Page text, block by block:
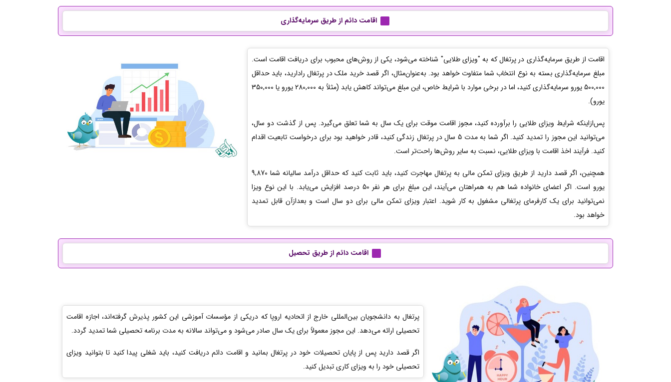
اقامت دائم از طریق سرمایه‌گذاری
اقامت از طریق سرمایه‌گذاری در پرتغال که به "ویزای طلایی" شناخته می‌شود، یکی از روش‌های محبوب برای دریافت اقامت است.
مبلغ سرمایه‌گذاری بسته به نوع انتخاب شما متفاوت خواهد بود. به‌عنوان‌مثال، اگر قصد خرید ملک در پرتغال رادارید، باید حداقل
500,000 یورو سرمایه‌گذاری کنید، اما در برخی موارد با شرایط خاص، این مبلغ می‌تواند کاهش یابد (مثلاً به 280,000 یورو یا 350,000
یورو).
پس‌ازاینکه شرایط ویزای طلایی را برآورده کنید، مجوز اقامت موقت برای یک سال به شما تعلق می‌گیرد. پس از گذشت دو سال،
می‌توانید این مجوز را تمدید کنید. اگر شما به مدت 5 سال در پرتغال زندگی کنید، قادر خواهید بود برای درخواست تابعیت اقدام
کنید. فرآیند اخذ اقامت با ویزای طلایی، نسبت به سایر روش‌ها راحت‌تر است.
همچنین، اگر قصد دارید از طریق ویزای تمکن مالی به پرتغال مهاجرت کنید، باید ثابت کنید که حداقل درآمد سالیانه شما 9,870
یورو است. اگر اعضای خانواده شما هم به همراهتان می‌آیند، این مبلغ برای هر نفر 50 درصد افزایش می‌یابد. با این نوع ویزا
نمی‌توانید برای یک کارفرمای پرتغالی مشغول به کار شوید. اعتبار ویزای تمکن مالی برای دو سال است و بعدازآن قابل تمدید
خواهد بود.
اقامت دائم از طریق تحصیل
پرتغال به دانشجویان بین‌المللی خارج از اتحادیه اروپا که دریکی از مؤسسات آموزشی این کشور پذیرش گرفته‌اند، اجازه اقامت
تحصیلی ارائه می‌دهد. این مجوز معمولاً برای یک سال صادر می‌شود و می‌تواند سالانه به مدت برنامه تحصیلی شما تمدید گردد.
اگر قصد دارید پس از پایان تحصیلات خود در پرتغال بمانید و اقامت دائم دریافت کنید، باید شغلی پیدا کنید تا بتوانید ویزای
تحصیلی خود را به ویزای کاری تبدیل کنید.